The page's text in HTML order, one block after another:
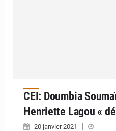
CEI: Doumbia
Henriette Lagou «
20 janvier 2021